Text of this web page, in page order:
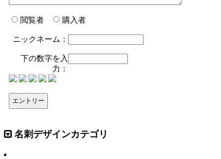
閲覧者 購入者
ニックネーム：
下の数字を入
力：
名刺デザインカテゴリ